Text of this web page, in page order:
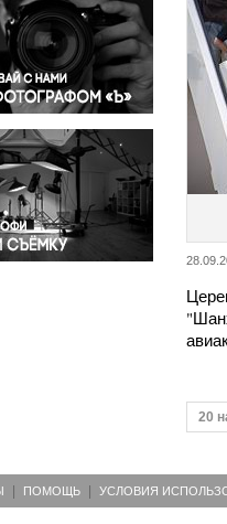
и конфликты
жизнь
и бизнес
20
ПОМОЩЬ УСЛОВИЯ